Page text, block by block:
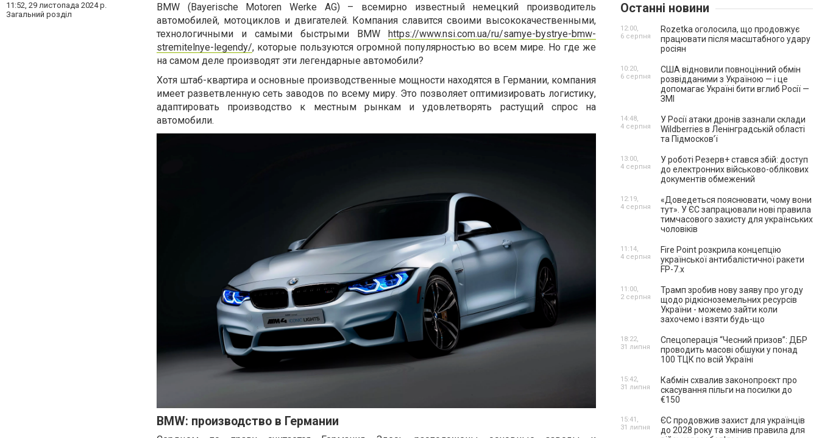
11:52, 29 листопада 2024 р.
Загальний розділ
BMW (Bayerische Motoren Werke AG) – всемирно известный немецкий производитель
автомобилей, мотоциклов и двигателей. Компания славится своими высококачественными,
технологичными и самыми быстрыми BMW https://www.nsi.com.ua/ru/samye-bystrye-bmw-
stremitelnye-legendy/, которые пользуются огромной популярностью во всем мире. Но где же
на самом деле производят эти легендарные автомобили?
Хотя штаб-квартира и основные производственные мощности находятся в Германии, компания
имеет разветвленную сеть заводов по всему миру. Это позволяет оптимизировать логистику,
адаптировать производство к местным рынкам и удовлетворять растущий спрос на
автомобили.
BMW: производство в Германии
Останні новини
Rozetka оголосила, що продовжує
працювати після масштабного удару
росіян
12:00,
6 серпня
США відновили повноцінний обмін
розвідданими з Україною — і це
допомагає Україні бити вглиб Росії —
ЗМІ
10:20,
6 серпня
У Росії атаки дронів зазнали склади
Wildberries в Ленінградській області
та Підмосков’ї
14:48,
4 серпня
У роботі Резерв+ стався збій: доступ
до електронних військово-облікових
документів обмежений
13:00,
4 серпня
«Доведеться пояснювати, чому вони
тут». У ЄС запрацювали нові правила
тимчасового захисту для українських
чоловіків
12:19,
4 серпня
Fire Point розкрила концепцію
української антибалістичної ракети
FP-7.x
11:14,
4 серпня
Трамп зробив нову заяву про угоду
щодо рідкісноземельних ресурсів
України - можемо зайти коли
захочемо і взяти будь-що
11:00,
2 серпня
Спецоперація “Чесний призов”: ДБР
проводить масові обшуки у понад
100 ТЦК по всій Україні
18:22,
31 липня
Кабмін схвалив законопроєкт про
скасування пільги на посилки до
€150
15:42,
31 липня
ЄС продовжив захист для українців
до 2028 року та змінив правила для
15:41,
31 липня